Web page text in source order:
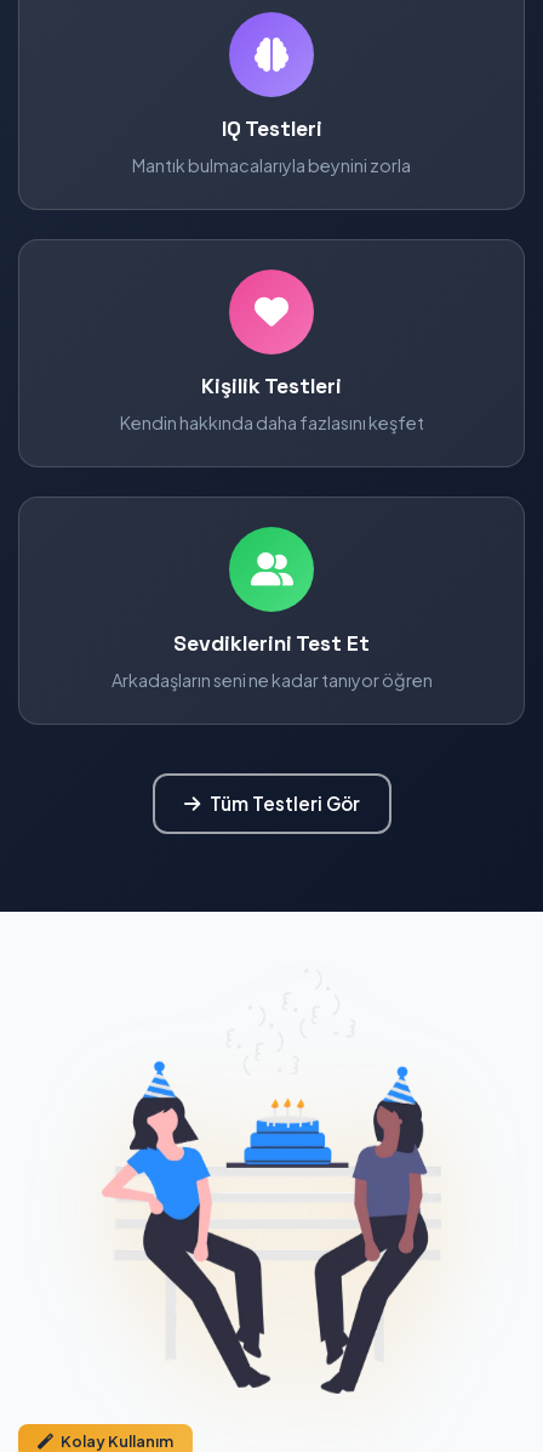
IQ Testleri
Mantık bulmacalarıyla beynini zorla
Kişilik Testleri
Kendin hakkında daha fazlasını keşfet
Sevdiklerini Test Et
Arkadaşların seni ne kadar tanıyor öğren
Tüm Testleri Gör
Kolay Kullanım